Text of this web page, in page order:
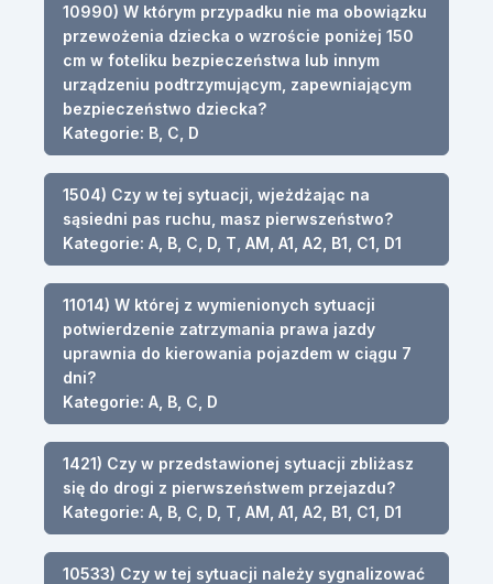
10990) W którym przypadku nie ma obowiązku
przewożenia dziecka o wzroście poniżej 150
cm w foteliku bezpieczeństwa lub innym
urządzeniu podtrzymującym, zapewniającym
bezpieczeństwo dziecka?
Kategorie: B, C, D
1504) Czy w tej sytuacji, wjeżdżając na
sąsiedni pas ruchu, masz pierwszeństwo?
Kategorie: A, B, C, D, T, AM, A1, A2, B1, C1, D1
11014) W której z wymienionych sytuacji
potwierdzenie zatrzymania prawa jazdy
uprawnia do kierowania pojazdem w ciągu 7
dni?
Kategorie: A, B, C, D
1421) Czy w przedstawionej sytuacji zbliżasz
się do drogi z pierwszeństwem przejazdu?
Kategorie: A, B, C, D, T, AM, A1, A2, B1, C1, D1
10533) Czy w tej sytuacji należy sygnalizować